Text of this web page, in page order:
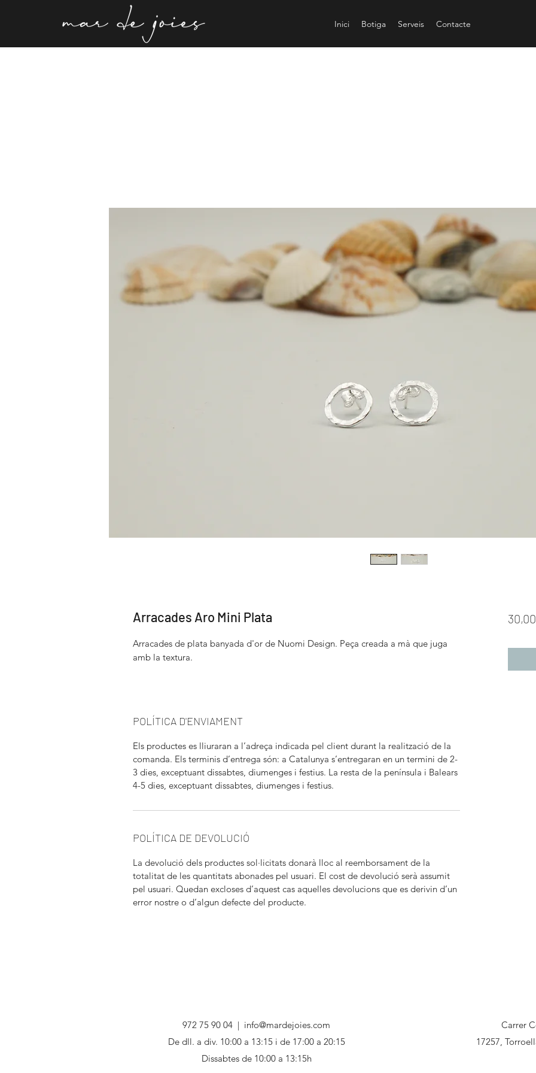
Inici Botiga Serveis Contacte
Arracades Aro Mini Plata
Arracades de plata banyada d'or de Nuomi Design. Peça creada a mà que juga
amb la textura.
POLÍTICA D'ENVIAMENT
Els productes es lliuraran a l’adreça indicada pel client durant la realització de la
comanda. Els terminis d’entrega són: a Catalunya s’entregaran en un termini de 2-
3 dies, exceptuant dissabtes, diumenges i festius. La resta de la península i Balears
4-5 dies, exceptuant dissabtes, diumenges i festius.
POLÍTICA DE DEVOLUCIÓ
La devolució dels productes sol·licitats donarà lloc al reemborsament de la
totalitat de les quantitats abonades pel usuari. El cost de devolució serà assumit
pel usuari. Quedan excloses d’aquest cas aquelles devolucions que es derivin d’un
error nostre o d’algun defecte del producte.
972 75 90 04 | info@mardejoies.com
De dll. a div. 10:00 a 13:15 i de 17:00 a 20:15
Dissabtes de 10:00 a 13:15h
Carrer
17257,